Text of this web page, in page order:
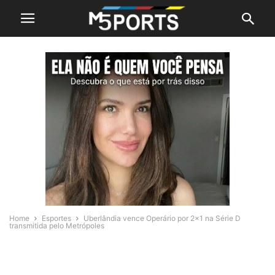
Home Esportes
Uberlândia vence Operário por 2×1 na Série D
transmitida pelo Metrópoles